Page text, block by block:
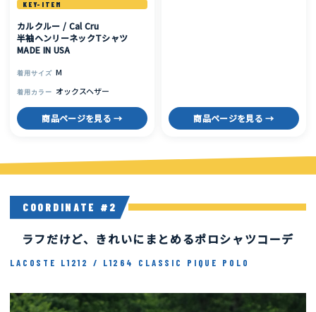
KEY-ITEM
カルクルー / Cal Cru
半袖ヘンリーネックTシャツ
MADE IN USA
着用サイズ M
着用カラー オックスヘザー
商品ページを見る → 商品ページを見る →
COORDINATE #2
Coordinate #2
ラフだけど、きれいにまとめるポロシャツコーデ
LACOSTE L1212 / L1264 CLASSIC PIQUE POLO